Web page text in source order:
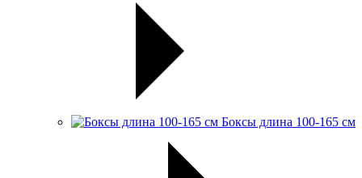
Боксы длина 100-165 см